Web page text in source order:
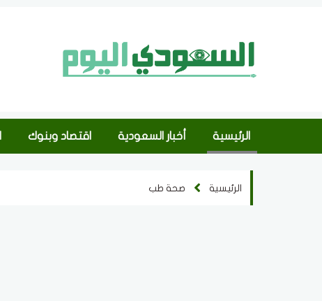
الرئيسية أخبار السعودية اقتصاد وبنوك
الرئيسية صحة طب